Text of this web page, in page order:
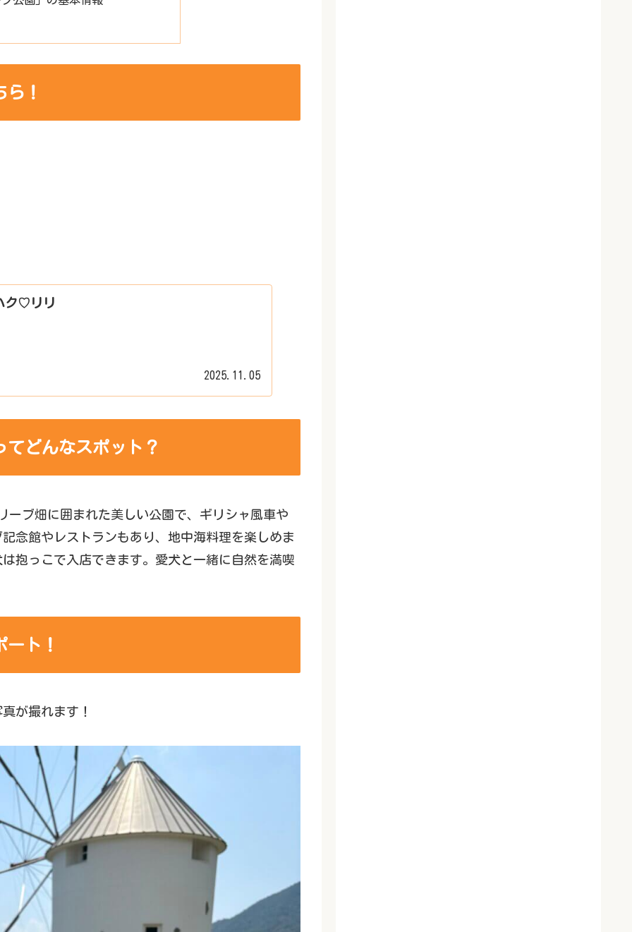
！
ク♡リリ
2025.11.05
どんなスポット？
ーブ畑に囲まれた美しい公園で、ギリシャ風車や
念館やレストランもあり、地中海料理を楽しめま
抱っこで入店できます。愛犬と一緒に自然を満喫
ト！
が撮れます！